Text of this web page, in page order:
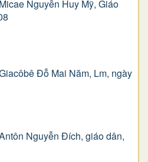
Nguyễn Huy Mỹ, Giáo
Ðỗ Mai Năm, Lm, ngày
Nguyễn Ðích, giáo dân,